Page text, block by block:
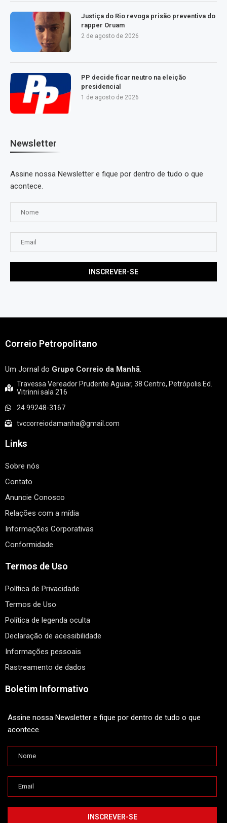
Justiça do Rio revoga prisão preventiva do
rapper Oruam
2 de agosto de 2026
PP decide ficar neutro na eleição
presidencial
1 de agosto de 2026
Newsletter
Assine nossa Newsletter e fique por dentro de tudo o que
acontece.
Correio Petropolitano
Um Jornal do Grupo Correio da Manhã.
Travessa Vereador Prudente Aguiar, 38 Centro, Petrópolis Ed.
Vitrinni sala 216
24 99248-3167
tvccorreiodamanha@gmail.com
Links
Sobre nós
Contato
Anuncie Conosco
Relações com a mídia
Informações Corporativas
Conformidade
Termos de Uso
Política de Privacidade
Termos de Uso
Política de legenda oculta
Declaração de acessibilidade
Informações pessoais
Rastreamento de dados
Boletim Informativo
Assine nossa Newsletter e fique por dentro de tudo o que
acontece.